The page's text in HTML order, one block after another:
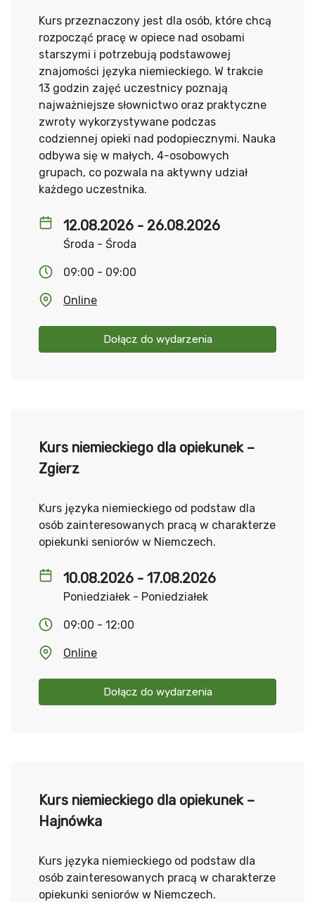
12.08.2026 - 26.08.2026
Środa - Środa
09:00 - 09:00
Online
Dołącz do wydarzenia
Kurs przeznaczony jest dla osób, które chcą
rozpocząć pracę w opiece nad osobami
starszymi i potrzebują podstawowej
znajomości języka niemieckiego. W trakcie
13 godzin zajęć uczestnicy poznają
najważniejsze słownictwo oraz praktyczne
zwroty wykorzystywane podczas
codziennej opieki nad podopiecznymi. Nauka
odbywa się w małych, 4-osobowych
grupach, co pozwala na aktywny udział
każdego uczestnika.
10.08.2026 - 17.08.2026
Poniedziałek - Poniedziałek
09:00 - 12:00
Online
Dołącz do wydarzenia
Kurs niemieckiego dla opiekunek –
Zgierz
Kurs języka niemieckiego od podstaw dla
osób zainteresowanych pracą w charakterze
opiekunki seniorów w Niemczech.
Kurs niemieckiego dla opiekunek –
Hajnówka
Kurs języka niemieckiego od podstaw dla
osób zainteresowanych pracą w charakterze
opiekunki seniorów w Niemczech.